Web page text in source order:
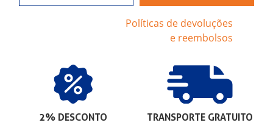
Políticas de devoluções
e reembolsos
2% DESCONTO TRANSPORTE GRATUITO